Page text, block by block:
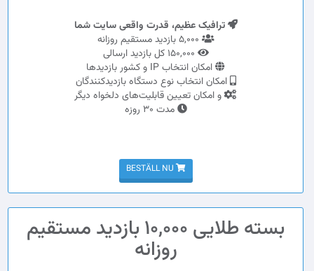
ترافیک عظیم، قدرت واقعی سایت شما
امکان انتخاب IP و کشور بازدیدها
امکان انتخاب نوع دستگاه بازدیدکنندگان
و امکان تعیین قابلیت‌های دلخواه دیگر
مدت 30 روزه
BESTÄLL NU
بسته طلایی 10,000 بازدید مستقیم
روزانه